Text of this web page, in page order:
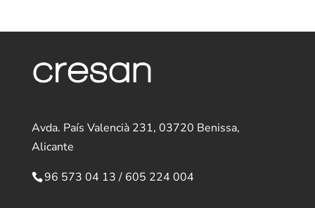
Avda. País Valencià 231, 03720 Benissa,
Alicante
96 573 04 13/ 605 224 004